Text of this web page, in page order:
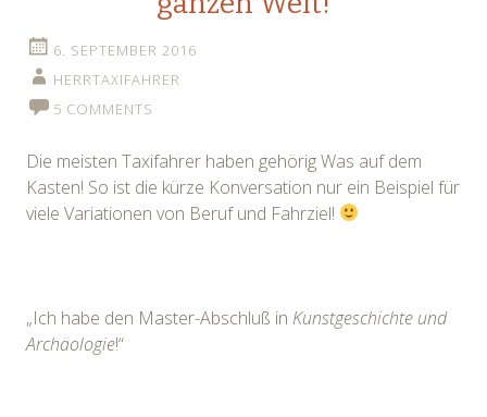
6. SEPTEMBER 2016
HERRTAXIFAHRER
5 COMMENTS
Die meisten Taxifahrer haben gehörig Was auf dem
Kasten! So ist die kürze Konversation nur ein Beispiel für
viele Variationen von Beruf und Fahrziel!
„Ich habe den Master-Abschluß in Kunstgeschichte und
Archäologie!“